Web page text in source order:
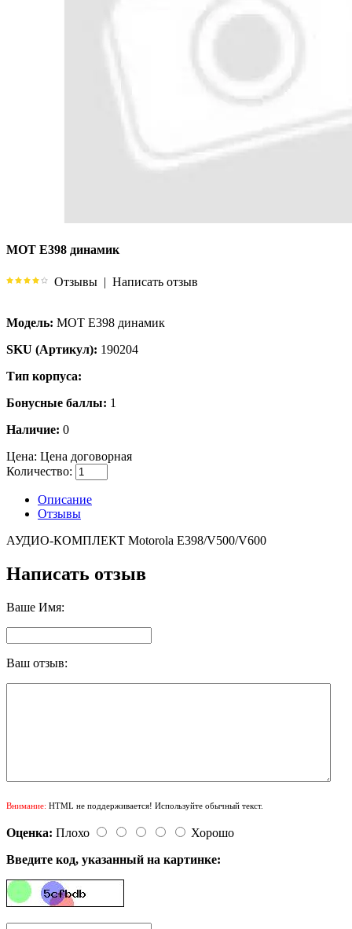
MOT E398 динамик
Отзывы | Написать отзыв
Модель: MOT E398 динамик
SKU (Артикул): 190204
Тип корпуса:
Бонусные баллы: 1
Наличие: 0
Цена: Цена договорная
Количество:
Описание
Отзывы
АУДИО-КОМПЛЕКТ Motorola E398/V500/V600
Написать отзыв
Ваше Имя:
Ваш отзыв:
Внимание: HTML не поддерживается! Используйте обычный текст.
Оценка: Плохо
Хорошо
Введите код, указанный на картинке: